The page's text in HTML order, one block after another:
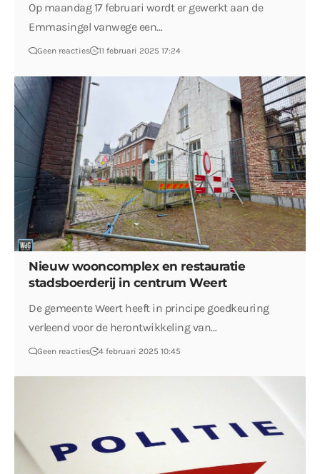
Op maandag 17 februari wordt er gewerkt aan de
Emmasingel vanwege een…
Geen reacties 11 februari 2025 17:24
Nieuw wooncomplex en restauratie
stadsboerderij in centrum Weert
De gemeente Weert heeft in principe goedkeuring
verleend voor de herontwikkeling van…
Geen reacties 4 februari 2025 10:45